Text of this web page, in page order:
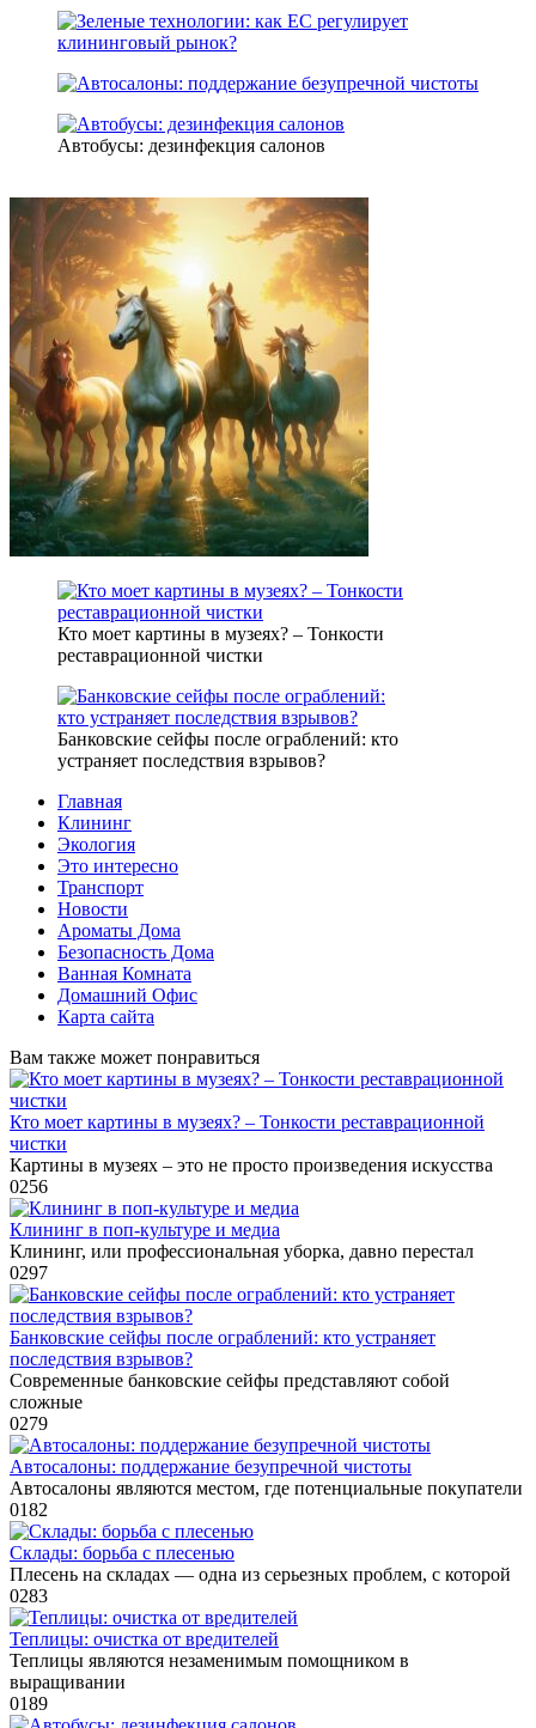
Автобусы: дезинфекция салонов
Кто моет картины в музеях? – Тонкости
реставрационной чистки
Банковские сейфы после ограблений: кто
устраняет последствия взрывов?
Главная
Клининг
Экология
Это интересно
Транспорт
Новости
Ароматы Дома
Безопасность Дома
Ванная Комната
Домашний Офис
Карта сайта
Вам также может понравиться
Кто моет картины в музеях? – Тонкости реставрационной
чистки
Картины в музеях – это не просто произведения искусства
0256
Клининг в поп-культуре и медиа
Клининг, или профессиональная уборка, давно перестал
0297
Банковские сейфы после ограблений: кто устраняет
последствия взрывов?
Современные банковские сейфы представляют собой
сложные
0279
Автосалоны: поддержание безупречной чистоты
Автосалоны являются местом, где потенциальные покупатели
0182
Склады: борьба с плесенью
Плесень на складах — одна из серьезных проблем, с которой
0283
Теплицы: очистка от вредителей
Теплицы являются незаменимым помощником в
выращивании
0189